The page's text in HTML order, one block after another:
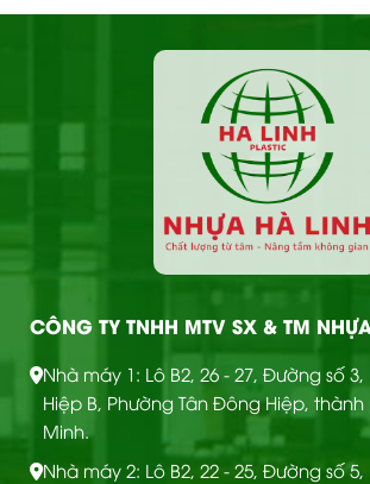
CÔNG TY TNHH MTV SX & TM
Nhà máy 1: Lô B2, 26 - 27, Đường số
Hiệp B, Phường Tân Đông Hiệp,
Minh.
Nhà máy 2: Lô B2, 22 - 25, Đường số